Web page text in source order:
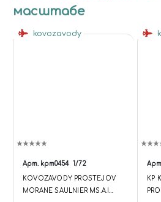
масштабе
kovozavody
Арт. kpm0454 1/72
KOVOZAVODY PROSTEJOV
MORANE SAULNIER MS.A.I
KP